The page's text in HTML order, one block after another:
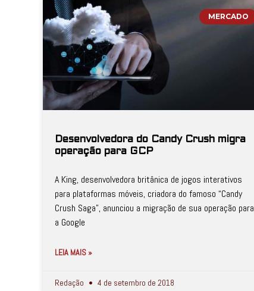
MERCADO
Desenvolvedora do Candy Crush migra
operação para GCP
A King, desenvolvedora britânica de jogos interativos
para plataformas móveis, criadora do famoso “Candy
Crush Saga”, anunciou a migração de sua operação para
a Google
LEIA MAIS »
Redação 4 de setembro de 2018